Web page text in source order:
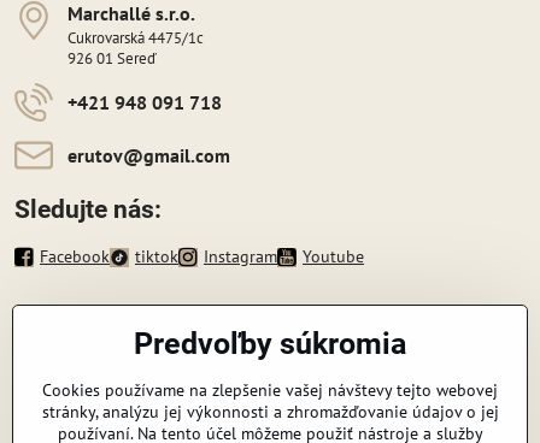
Marchallé s​​.r​​.o​​.
Cukrovarská 4475/1c
926 01 Sereď
+421 948 091 718
erutov​@gmail​.com
Sledujte nás:
Facebook tiktok Instagram Youtube
Zavoláme vám späť
Váš telefón*
Predvoľby súkromia
Cookies používame na zlepšenie vašej návštevy tejto webovej
stránky, analýzu jej výkonnosti a zhromažďovanie údajov o jej
používaní. Na tento účel môžeme použiť nástroje a služby